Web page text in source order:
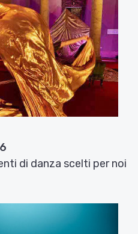
di danza scelti per noi